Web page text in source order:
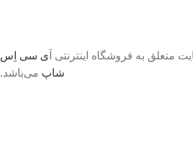
متعلق به فروشگاه اینترنتی آ ی سی اِس
شاپ می‌باشد.